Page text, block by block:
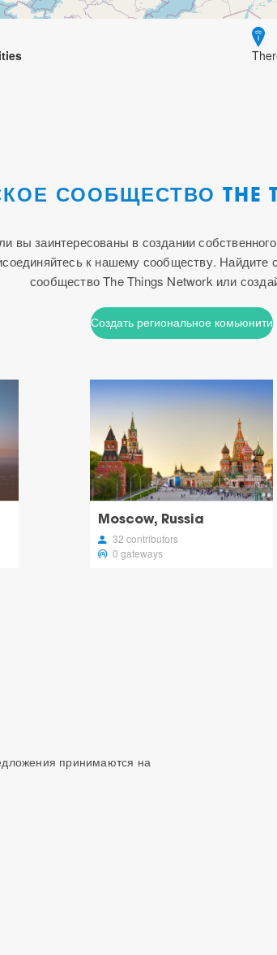
СООБЩЕСТВО THE
вы заинтересованы в создании
к нашему сообществу. Найдите
сообщество The Things Network или
Создать региональное комьюнити
Moscow, Russia
32 contributors
0 gateways
принимаются на